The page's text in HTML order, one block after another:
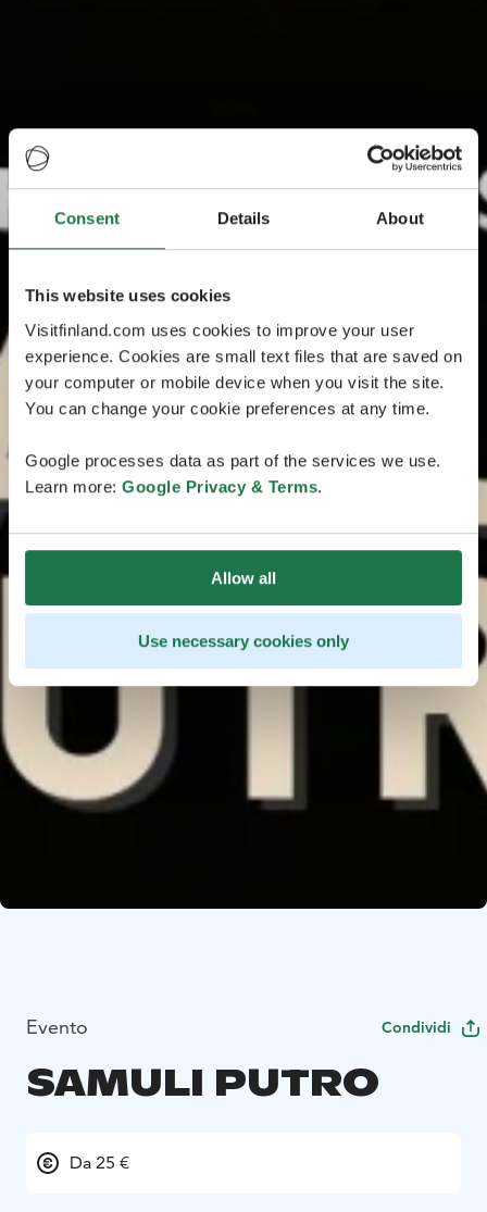
Consent Details About
This website uses cookies
Visitfinland.com uses cookies to improve your user
experience. Cookies are small text files that are saved on
your computer or mobile device when you visit the site.
You can change your cookie preferences at any time.
Google processes data as part of the services we use.
Learn more: Google Privacy & Terms.
Allow all
Use necessary cookies only
Evento Condividi
SAMULI PUTRO
Da 25 €